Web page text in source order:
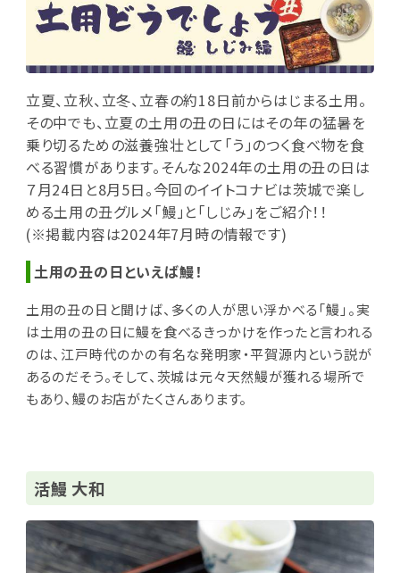
立夏、立秋、立冬、立春の約18日前からはじまる土用。
その中でも、立夏の土用の丑の日にはその年の猛暑を
乗り切るための滋養強壮として「う」のつく食べ物を食
べる習慣があります。そんな2024年の土用の丑の日は
７月24日と8月5日。今回のイイトコナビは茨城で楽し
める土用の丑グルメ「鰻」と「しじみ」をご紹介！！
(※掲載内容は2024年7月時の情報です)
土用の丑の日といえば鰻！
土用の丑の日と聞けば、多くの人が思い浮かべる「鰻」。実
は土用の丑の日に鰻を食べるきっかけを作ったと言われる
のは、江戸時代のかの有名な発明家・平賀源内という説が
あるのだそう。そして、茨城は元々天然鰻が獲れる場所で
もあり、鰻のお店がたくさんあります。
活鰻 大和